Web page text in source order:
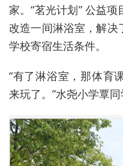
家。“茗光计划” 公益
改造一间淋浴室，解决
学校寄宿生活条件。
“有了淋浴室，那体育
来玩了。”水尧小学覃同